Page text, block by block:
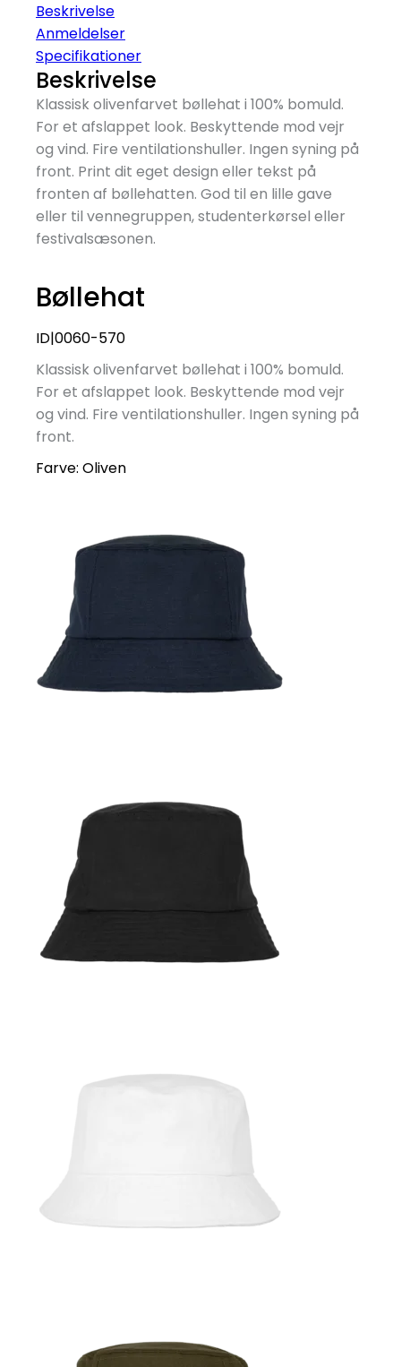
Beskrivelse
Anmeldelser
Specifikationer
Beskrivelse
Klassisk olivenfarvet bøllehat i 100% bomuld.
For et afslappet look. Beskyttende mod vejr
og vind. Fire ventilationshuller. Ingen syning på
front. Print dit eget design eller tekst på
fronten af bøllehatten. God til en lille gave
eller til vennegruppen, studenterkørsel eller
festivalsæsonen.
Bøllehat
ID|0060-570
Klassisk olivenfarvet bøllehat i 100% bomuld.
For et afslappet look. Beskyttende mod vejr
og vind. Fire ventilationshuller. Ingen syning på
front.
Farve: Oliven